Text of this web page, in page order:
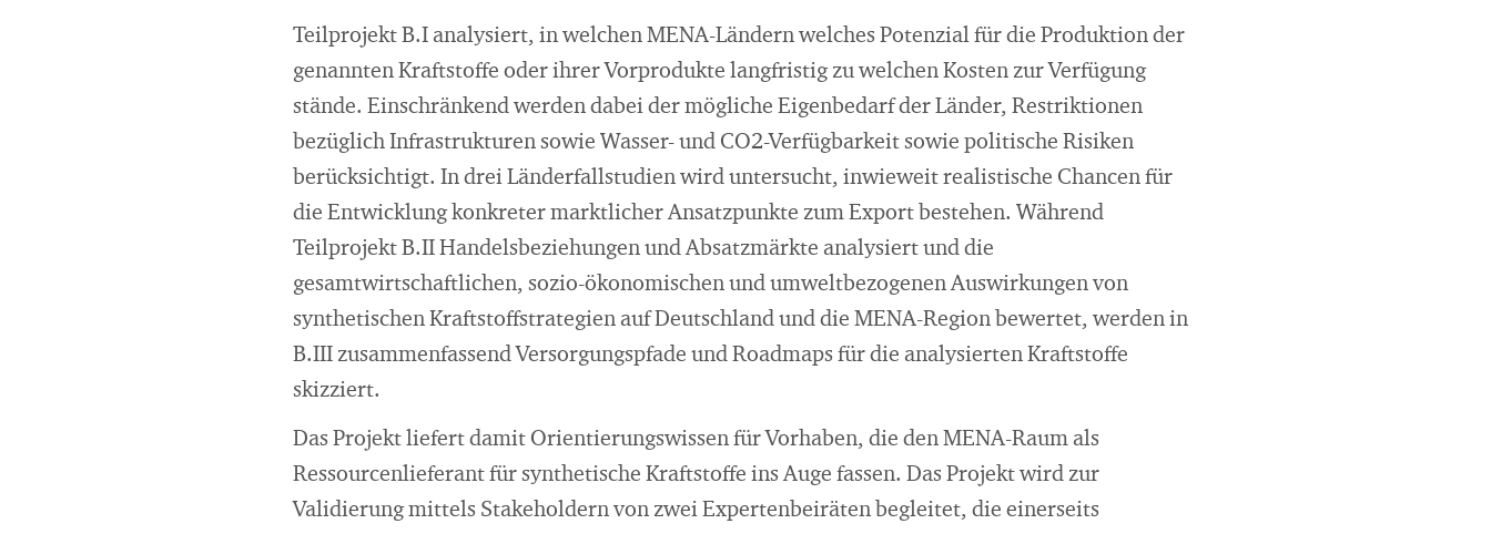
Teilprojekt B.I analysiert, in welchen MENA-Ländern welches Potenzial für die Produktion der
genannten Kraftstoffe oder ihrer Vorprodukte langfristig zu welchen Kosten zur Verfügung
stände. Einschränkend werden dabei der mögliche Eigenbedarf der Länder, Restriktionen
bezüglich Infrastrukturen sowie Wasser- und CO2-Verfügbarkeit sowie politische Risiken
berücksichtigt. In drei Länderfallstudien wird untersucht, inwieweit realistische Chancen für
die Entwicklung konkreter marktlicher Ansatzpunkte zum Export bestehen. Während
Teilprojekt B.II Handelsbeziehungen und Absatzmärkte analysiert und die
gesamtwirtschaftlichen, sozio-ökonomischen und umweltbezogenen Auswirkungen von
synthetischen Kraftstoffstrategien auf Deutschland und die MENA-Region bewertet, werden in
B.III zusammenfassend Versorgungspfade und Roadmaps für die analysierten Kraftstoffe
skizziert.
Das Projekt liefert damit Orientierungswissen für Vorhaben, die den MENA-Raum als
Ressourcenlieferant für synthetische Kraftstoffe ins Auge fassen. Das Projekt wird zur
Validierung mittels Stakeholdern von zwei Expertenbeiräten begleitet, die einerseits